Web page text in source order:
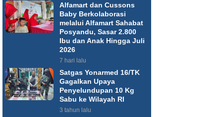
Alfamart dan Cussons
Baby Berkolaborasi
melalui Alfamart Sahabat
Posyandu, Sasar 2.800
Ibu dan Anak Hingga Juli
2026
7 hari lalu
Satgas Yonarmed 16/TK
Gagalkan Upaya
Penyelundupan 10 Kg
Sabu ke Wilayah RI
3 tahun lalu